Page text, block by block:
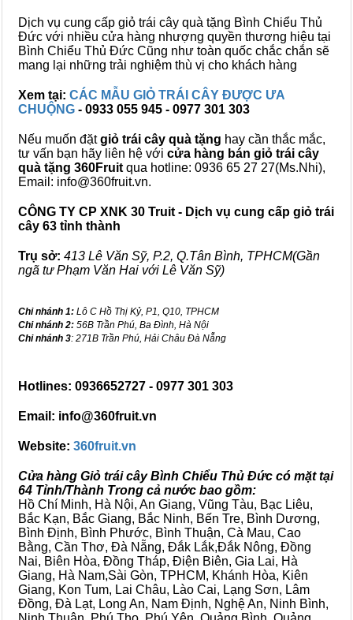
Dịch vụ cung cấp giỏ trái cây quà tặng Bình Chiểu Thủ
Đức với nhiều cửa hàng nhượng quyền thương hiệu tại
Bình Chiểu Thủ Đức Cũng như toàn quốc chắc chắn sẽ
mang lại những trải nghiệm thù vị cho khách hàng
Xem tại: CÁC MẪU GIỎ TRÁI CÂY ĐƯỢC ƯA
CHUỘNG - 0933 055 945 - 0977 301 303
Nếu muốn đặtgiỏ trái cây quà tặng hay cần thắc mắc,
tư vấn bạn hãy liên hệ với cửa hàng bán giỏ trái cây
quà tặng 360Fruit qua hotline: 0936 65 27 27(Ms.Nhi),
Email: info@360fruit.vn.
CÔNG TY CP XNK 30 Truit - Dịch vụ cung cấp giỏ trái
cây 63 tỉnh thành
Trụ sở: 413 Lê Văn Sỹ, P.2, Q.Tân Bình, TPHCM(Gần
ngã tư Phạm Văn Hai với Lê Văn Sỹ)
Chi nhánh 1: Lô C Hồ Thị Kỷ, P1, Q10, TPHCM
Chi nhánh 2: 56B Trần Phú, Ba Đình, Hà Nội
Chi nhánh 3: 271B Trần Phú, Hải Châu Đà Nẵng
Hotlines: 0936652727 - 0977 301 303
Email: info@360fruit.vn
Website: 360fruit.vn
Cửa hàng Giỏ trái cây Bình Chiểu Thủ Đức có mặt tại
64 Tỉnh/Thành Trong cả nước bao gồm:
Hồ Chí Minh, Hà Nội, An Giang, Vũng Tàu, Bạc Liêu,
Bắc Kạn, Bắc Giang, Bắc Ninh, Bến Tre, Bình Dương,
Bình Định, Bình Phước, Bình Thuận, Cà Mau, Cao
Bằng, Cần Thơ, Đà Nẵng, Đắk Lắk,Đắk Nông, Đồng
Nai, Biên Hòa, Đồng Tháp, Điện Biên, Gia Lai, Hà
Giang, Hà Nam,Sài Gòn, TPHCM, Khánh Hòa, Kiên
Giang, Kon Tum, Lai Châu, Lào Cai, Lạng Sơn, Lâm
Đồng, Đà Lạt, Long An, Nam Định, Nghệ An, Ninh Bình,